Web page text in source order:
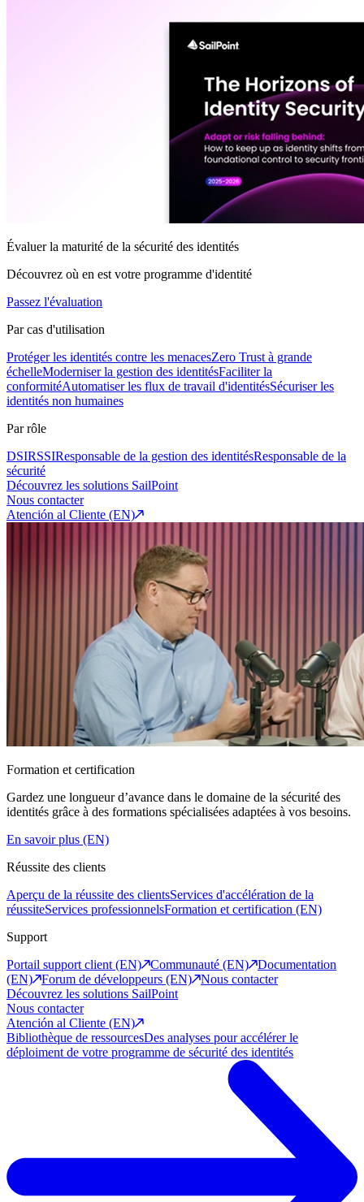
Évaluer la maturité de la sécurité des identités
Découvrez où en est votre programme d'identité
Passez l'évaluation
Par cas d'utilisation
Protéger les identités contre les menacesZero Trust à grande
échelleModerniser la gestion des identitésFaciliter la
conformitéAutomatiser les flux de travail d'identitésSécuriser les
identités non humaines
Par rôle
DSIRSSIResponsable de la gestion des identitésResponsable de la
sécurité
Découvrez les solutions SailPoint
Nous contacter
Atención al Cliente (EN)
Formation et certification
Gardez une longueur d’avance dans le domaine de la sécurité des
identités grâce à des formations spécialisées adaptées à vos besoins.
En savoir plus (EN)
Réussite des clients
Aperçu de la réussite des clientsServices d'accélération de la
réussiteServices professionnelsFormation et certification (EN)
Support
Portail support client (EN)
Communauté (EN)
Documentation
(EN)
Forum de développeurs (EN)
Nous contacter
Découvrez les solutions SailPoint
Nous contacter
Atención al Cliente (EN)
Bibliothèque de ressourcesDes analyses pour accélérer le
déploiment de votre programme de sécurité des identités